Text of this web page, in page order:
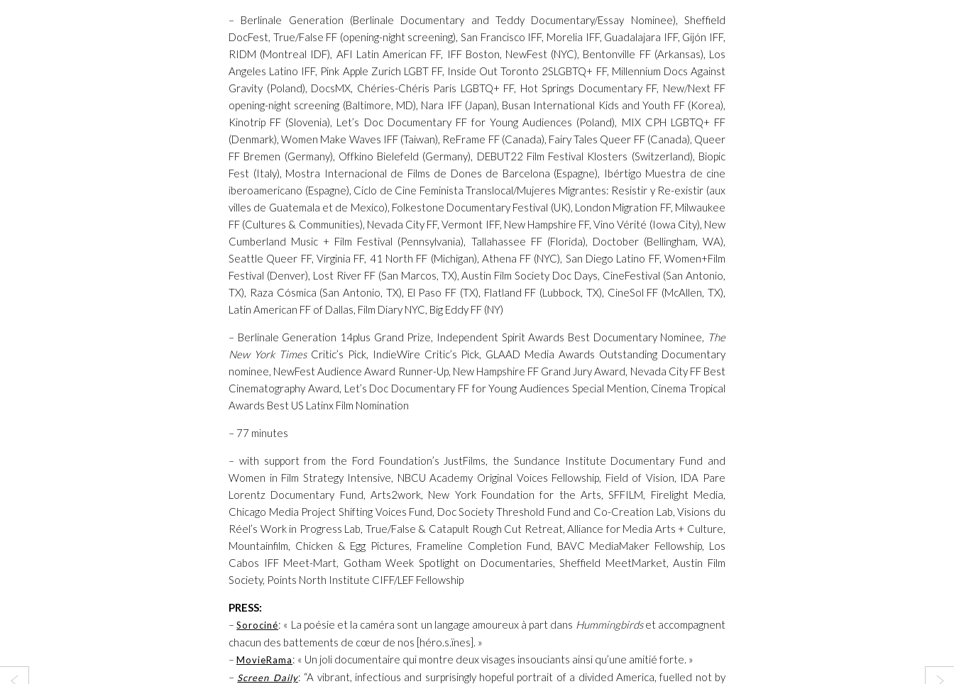
– Berlinale Generation (Berlinale Documentary and Teddy Documentary/Essay Nominee), Sheffield
DocFest, True/False FF (opening-night screening), San Francisco IFF, Morelia IFF, Guadalajara IFF, Gijón IFF,
RIDM (Montreal IDF), AFI Latin American FF, IFF Boston, NewFest (NYC), Bentonville FF (Arkansas), Los
Angeles Latino IFF, Pink Apple Zurich LGBT FF, Inside Out Toronto 2SLGBTQ+ FF, Millennium Docs Against
Gravity (Poland), DocsMX, Chéries-Chéris Paris LGBTQ+ FF, Hot Springs Documentary FF, New/Next FF
opening-night screening (Baltimore, MD), Nara IFF (Japan), Busan International Kids and Youth FF (Korea),
Kinotrip FF (Slovenia), Let’s Doc Documentary FF for Young Audiences (Poland), MIX CPH LGBTQ+ FF
(Denmark), Women Make Waves IFF (Taiwan), ReFrame FF (Canada), Fairy Tales Queer FF (Canada), Queer
FF Bremen (Germany), Offkino Bielefeld (Germany), DEBUT22 Film Festival Klosters (Switzerland), Biopic
Fest (Italy), Mostra Internacional de Films de Dones de Barcelona (Espagne), Ibértigo Muestra de cine
iberoamericano (Espagne), Ciclo de Cine Feminista Translocal/Mujeres Migrantes: Resistir y Re-existir (aux
villes de Guatemala et de Mexico), Folkestone Documentary Festival (UK), London Migration FF, Milwaukee
FF (Cultures & Communities), Nevada City FF, Vermont IFF, New Hampshire FF, Vino Vérité (Iowa City), New
Cumberland Music + Film Festival (Pennsylvania), Tallahassee FF (Florida), Doctober (Bellingham, WA),
Seattle Queer FF, Virginia FF, 41 North FF (Michigan), Athena FF (NYC), San Diego Latino FF, Women+Film
Festival (Denver), Lost River FF (San Marcos, TX), Austin Film Society Doc Days, CineFestival (San Antonio,
TX), Raza Cósmica (San Antonio, TX), El Paso FF (TX), Flatland FF (Lubbock, TX), CineSol FF (McAllen, TX),
Latin American FF of Dallas, Film Diary NYC, Big Eddy FF (NY)
– Berlinale Generation 14plus Grand Prize, Independent Spirit Awards Best Documentary Nominee, The
New York TimesCritic’s Pick, IndieWire Critic’s Pick, GLAAD Media Awards Outstanding Documentary
nominee, NewFest Audience Award Runner-Up, New Hampshire FF Grand Jury Award, Nevada City FF Best
Cinematography Award, Let’s Doc Documentary FF for Young Audiences Special Mention, Cinema Tropical
Awards Best US Latinx Film Nomination
– 77 minutes
– with support from the Ford Foundation’s JustFilms, the Sundance Institute Documentary Fund and
Women in Film Strategy Intensive, NBCU Academy Original Voices Fellowship, Field of Vision, IDA Pare
Lorentz Documentary Fund, Arts2work, New York Foundation for the Arts, SFFILM, Firelight Media,
Chicago Media Project Shifting Voices Fund, Doc Society Threshold Fund and Co-Creation Lab, Visions du
Réel’s Work in Progress Lab, True/False & Catapult Rough Cut Retreat, Alliance for Media Arts + Culture,
Mountainfilm, Chicken & Egg Pictures, Frameline Completion Fund, BAVC MediaMaker Fellowship, Los
Cabos IFF Meet-Mart, Gotham Week Spotlight on Documentaries, Sheffield MeetMarket, Austin Film
Society, Points North Institute CIFF/LEF Fellowship
PRESS:
–Sorociné: « La poésie et la caméra sont un langage amoureux à part dans Hummingbirdset accompagnent
chacun des battements de cœur de nos [héro.s.ïnes]. »
– MovieRama: « Un joli documentaire qui montre deux visages insouciants ainsi qu’une amitié forte. »
–Screen Daily: “A vibrant, infectious and surprisingly hopeful portrait of a divided America, fuelled not by